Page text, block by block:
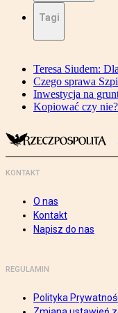
Tagi
Teresa Siudem:
Czego sprawa
Inwestycja na
Kopiować czy
KONTAKT
O nas
Kontakt
Napisz do nas
REGULAMIN
Polityka